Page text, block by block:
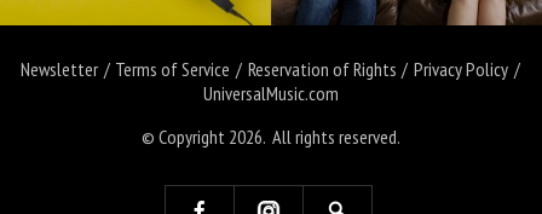
Newsletter Terms of Service Reservation of Rights
Privacy Policy
UniversalMusic.com
© Copyright 2026. All rights reserved.